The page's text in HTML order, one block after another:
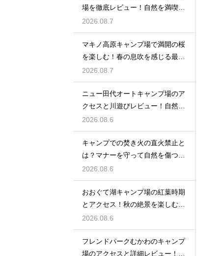
場を徹底レビュー！自然を満喫で
きる魅力
2026.08.7
マキノ高原キャンプ場で満開の桜
を楽しむ！春の息吹を感じる最高
のお花見
2026.08.7
ニュー田代オートキャンプ場のア
クセスと川遊びレビュー！自然と
触れ合う
2026.08.6
キャンプでの焚き火の直火禁止と
は？マナーを守って自然を傷つけ
ない工夫
2026.08.6
おおぐて湖キャンプ場の紅葉時期
とアクセス！秋の絶景を楽しむた
めのルート
2026.08.6
フレンドパークむかわのキャンプ
場のアクセスと詳細レビュー！魅